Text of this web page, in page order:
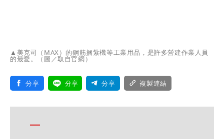
▲美克司（MAX）的鋼筋捆紮機等工業用品，是許多營建作業人員
的最愛。（圖／取自官網）
分享 分享 分享 複製連結